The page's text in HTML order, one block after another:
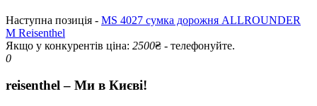
Наступна позиція - MS 4027 сумка дорожня ALLROUNDER
M Reisenthel
Якщо у конкурентів ціна: 2500₴ - телефонуйте.
0
reisenthel – Ми в Києві!